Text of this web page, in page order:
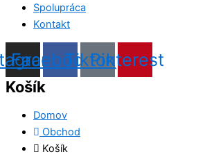
Spolupráca
Kontakt
Facebook
TiktokPinterest
Košík
Domov
Obchod
Košík